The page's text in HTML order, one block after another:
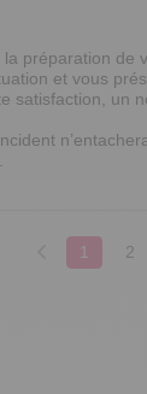
préparation de
et vous
satisfaction, un
1 2